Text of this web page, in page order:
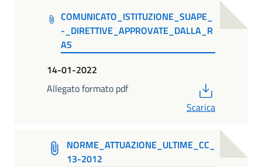
COMUNICATO_ISTITUZIONE_SUAPE_
-_DIRETTIVE_APPROVATE_DALLA_R
AS
14-01-2022
Allegato formato pdf
Scarica
NORME_ATTUAZIONE_ULTIME_CC_
13-2012